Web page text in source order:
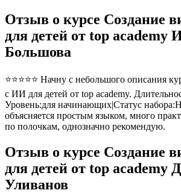
Отзыв о курсе Создание
для детей от top academy
Большова
⭐⭐⭐⭐⭐ Начну с небольшого описания
с ИИ для детей от top academy.
Уровень:для начинающих|Статус
объясняется простым языком, много
по полочкам, однозначно рекомендую.
Отзыв о курсе Создание
для детей от top academy
Уливанов